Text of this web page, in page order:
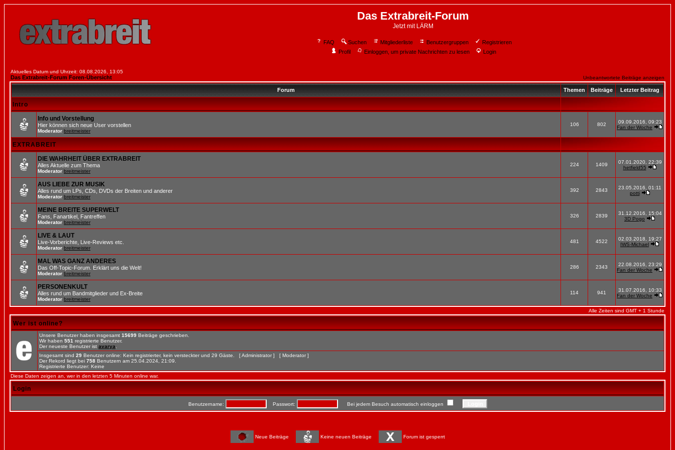
Das Extrabreit-Forum
Jetzt mit LÄRM
FAQ Suchen Mitgliederliste Benutzergruppen
Registrieren
Profil
Einloggen, um private Nachrichten zu lesen Login
Aktuelles Datum und Uhrzeit: 08.08.2026, 13:05
Das Extrabreit-Forum Foren-Übersicht Unbeantwortete Beiträge anzeigen
Forum Themen Beiträge Letzter Beitrag
Intro
Info und Vorstellung
Hier können sich neue User vorstellen
Moderator breitmeister
106 802
09.09.2016, 09:23
Fan der Woche
EXTRABREIT
DIE WAHRHEIT ÜBER EXTRABREIT
Alles Aktuelle zum Thema
Moderator breitmeister
224 1409
07.01.2020, 22:39
hetfield55
AUS LIEBE ZUR MUSIK
Alles rund um LPs, CDs, DVDs der Breiten und anderer
Moderator breitmeister
392 2843
23.05.2016, 01:11
potti
MEINE BREITE SUPERWELT
Fans, Fanartikel, Fantreffen
Moderator breitmeister
326 2839
31.12.2016, 15:04
3D Pogo
LIVE & LAUT
Live-Vorberichte, Live-Reviews etc.
Moderator breitmeister
481 4522
02.03.2018, 19:27
IWS-Michael
MAL WAS GANZ ANDERES
Das Off-Topic-Forum. Erklärt uns die Welt!
Moderator breitmeister
286 2343
22.08.2016, 23:29
Fan der Woche
PERSONENKULT
Alles rund um Bandmitglieder und Ex-Breite
Moderator breitmeister
114 941
31.07.2016, 10:33
Fan der Woche
Alle Zeiten sind GMT + 1 Stunde
Wer ist online?
Unsere Benutzer haben insgesamt 15699 Beiträge geschrieben.
Wir haben 551 registrierte Benutzer.
Der neueste Benutzer ist avarya
Insgesamt sind 29 Benutzer online: Kein registrierter, kein versteckter und 29 Gäste. [Administrator ] [ Moderator ]
Der Rekord liegt bei 758 Benutzern am 25.04.2024, 21:09.
Registrierte Benutzer: Keine
Diese Daten zeigen an, wer in den letzten 5 Minuten online war.
Login
Benutzername: Passwort: Bei jedem Besuch automatisch einloggen
Neue Beiträge Keine neuen Beiträge Forum ist gesperrt